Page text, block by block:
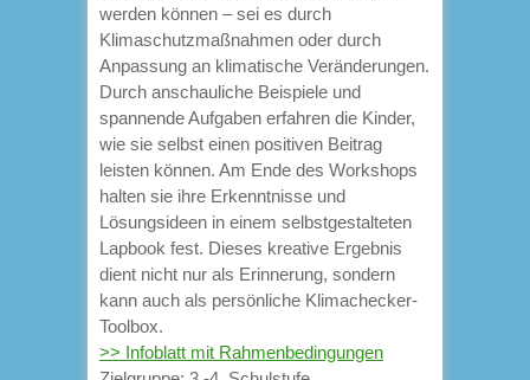
werden können – sei es durch
Klimaschutzmaßnahmen oder durch
Anpassung an klimatische Veränderungen.
Durch anschauliche Beispiele und
spannende Aufgaben erfahren die Kinder,
wie sie selbst einen positiven Beitrag
leisten können. Am Ende des Workshops
halten sie ihre Erkenntnisse und
Lösungsideen in einem selbstgestalteten
Lapbook fest. Dieses kreative Ergebnis
dient nicht nur als Erinnerung, sondern
kann auch als persönliche Klimachecker-
Toolbox.
>> Infoblatt mit Rahmenbedingungen